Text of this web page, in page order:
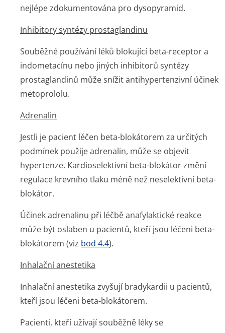
nejlépe zdokumentována pro dysopyramid.
Inhibitory syntézy prostaglandinu
Souběžné používání léků blokující beta-receptor a
indometacínu nebo jiných inhibitorů syntézy
prostaglandinů může snížit antihypertenzivní účinek
metoprololu.
Adrenalin
Jestli je pacient léčen beta-blokátorem za určitých
podmínek použije adrenalin, může se objevit
hypertenze. Kardioselektivní beta-blokátor změní
regulace krevního tlaku méně než neselektivní beta-
blokátor.
Účinek adrenalinu při léčbě anafylaktické reakce
může být oslaben u pacientů, kteří jsou léčeni beta-
blokátorem (viz bod 4.4).
Inhalační anestetika
Inhalační anestetika zvyšují bradykardii u pacientů,
kteří jsou léčeni beta-blokátorem.
Pacienti, kteří užívají souběžně léky se